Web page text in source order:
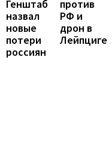
Генштаб
назвал
новые
потери
россиян
против
РФ и
дрон в
Лейпциге